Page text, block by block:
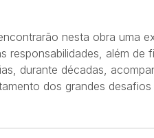
nesta obra uma
além
durante décadas,
dos grandes